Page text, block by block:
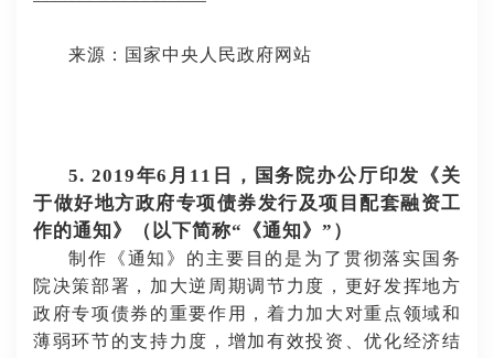
来源：国家中央人民政府网站
5. 2019年6月11日，国务院办公厅印发《关
于做好地方政府专项债券发行及项目配套融资工
作的通知》（以下简称“《通知》”）
制作《通知》的主要目的是为了贯彻落实国务
院决策部署，加大逆周期调节力度，更好发挥地方
政府专项债券的重要作用，着力加大对重点领域和
薄弱环节的支持力度，增加有效投资、优化经济结